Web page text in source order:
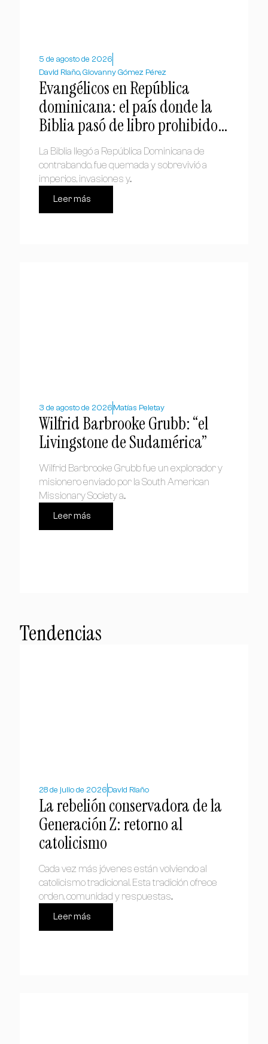
5 de agosto de 2026
David Riaño, Giovanny Gómez Pérez
Evangélicos en República
dominicana: el país donde la
Biblia pasó de libro prohibido a
símbolo nacional
La Biblia llegó a República Dominicana de
contrabando, fue quemada y sobrevivió a
imperios, invasiones y...
Leer más
3 de agosto de 2026 Matías Peletay
Wilfrid Barbrooke Grubb: “el
Livingstone de Sudamérica”
Wilfrid Barbrooke Grubb fue un explorador y
misionero enviado por la South American
Missionary Society a...
Leer más
Tendencias
28 de julio de 2026 David Riaño
La rebelión conservadora de la
Generación Z: retorno al
catolicismo
Cada vez más jóvenes están volviendo al
catolicismo tradicional. Esta tradición ofrece
orden, comunidad y respuestas...
Leer más